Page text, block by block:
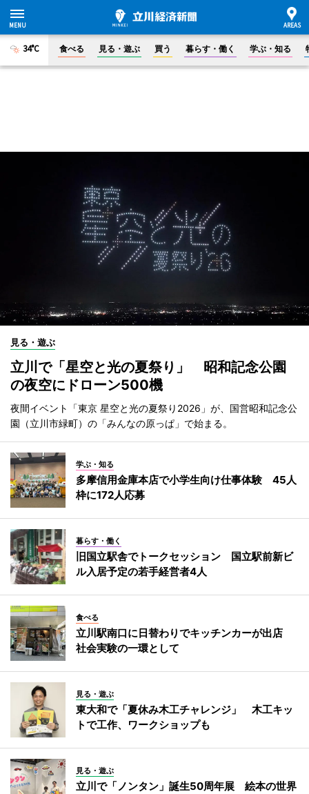
34°C 食べる 見る・遊ぶ 買う 暮らす・働く 学ぶ・知る
見る・遊ぶ
立川で「星空と光の夏祭り」 昭和記念公園
の夜空にドローン500機
夜間イベント「東京 星空と光の夏祭り2026」が、国営昭和記念公
園（立川市緑町）の「みんなの原っぱ」で始まる。
学ぶ・知る
多摩信用金庫本店で小学生向け仕事体験 45人
枠に172人応募
暮らす・働く
旧国立駅舎でトークセッション 国立駅前新ビ
ル入居予定の若手経営者4人
食べる
立川駅南口に日替わりでキッチンカーが出店
社会実験の一環として
見る・遊ぶ
東大和で「夏休み木工チャレンジ」 木工キッ
トで工作、ワークショップも
見る・遊ぶ
立川で「ノンタン」誕生50周年展 絵本の世界